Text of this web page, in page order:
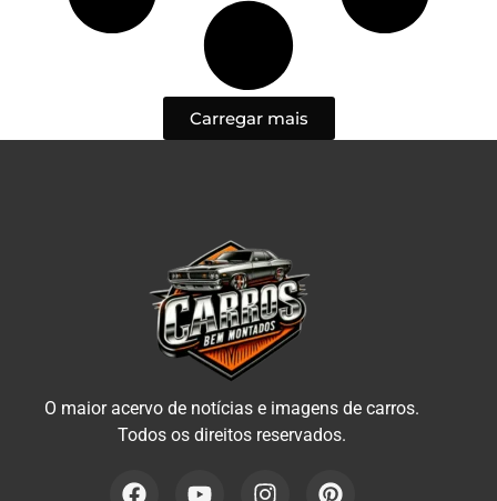
Carregar mais
O maior acervo de notícias e imagens de carros.
Todos os direitos reservados.